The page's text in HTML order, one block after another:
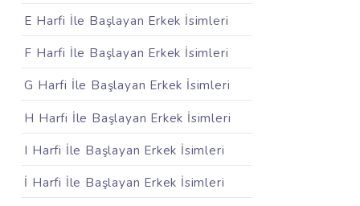
E Harfi İle Başlayan Erkek İsimleri
F Harfi İle Başlayan Erkek İsimleri
G Harfi İle Başlayan Erkek İsimleri
H Harfi İle Başlayan Erkek İsimleri
I Harfi İle Başlayan Erkek İsimleri
İ Harfi İle Başlayan Erkek İsimleri